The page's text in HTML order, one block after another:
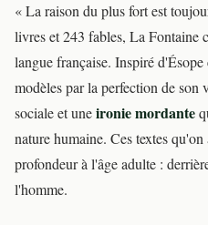
« La raison du plus fort est
livres et 243 fables, La Fontaine
langue française. Inspiré
modèles par la perfection de son
sociale et uneironie mordante
nature humaine. Ces textes
profondeur à l'âge adulte :
l'homme.